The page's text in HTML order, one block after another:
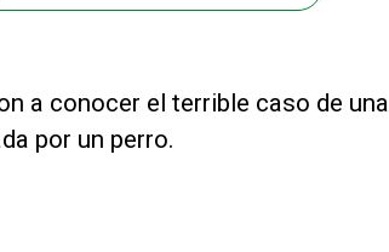
a conocer el terrible caso de una
por un perro.